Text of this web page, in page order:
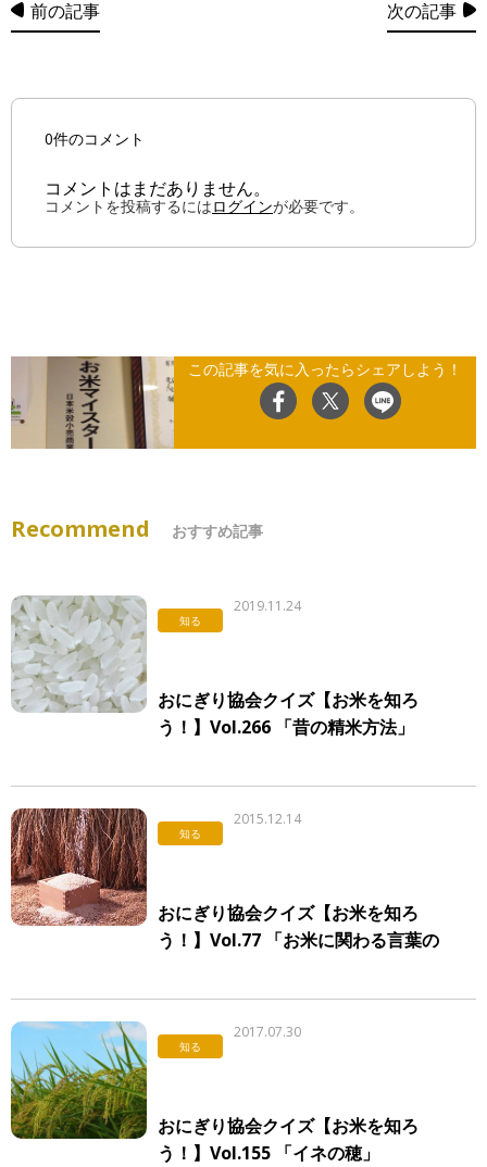
前の記事 次の記事
0件のコメント
コメントはまだありません。
コメントを投稿するにはログインが必要です。
この記事を気に入ったらシェアしよう！
Recommend おすすめ記事
知る
2019.11.24
おにぎり協会クイズ【お米を知ろ
う！】Vol.266 「昔の精米方法」
知る
2015.12.14
おにぎり協会クイズ【お米を知ろ
う！】Vol.77 「お米に関わる言葉の
知る
2017.07.30
おにぎり協会クイズ【お米を知ろ
う！】Vol.155 「イネの穂」